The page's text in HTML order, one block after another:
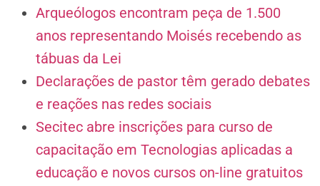
Arqueólogos encontram peça de 1.500
anos representando Moisés recebendo as
tábuas da Lei
Declarações de pastor têm gerado debates
e reações nas redes sociais
Secitec abre inscrições para curso de
capacitação em Tecnologias aplicadas a
educação e novos cursos on-line gratuitos